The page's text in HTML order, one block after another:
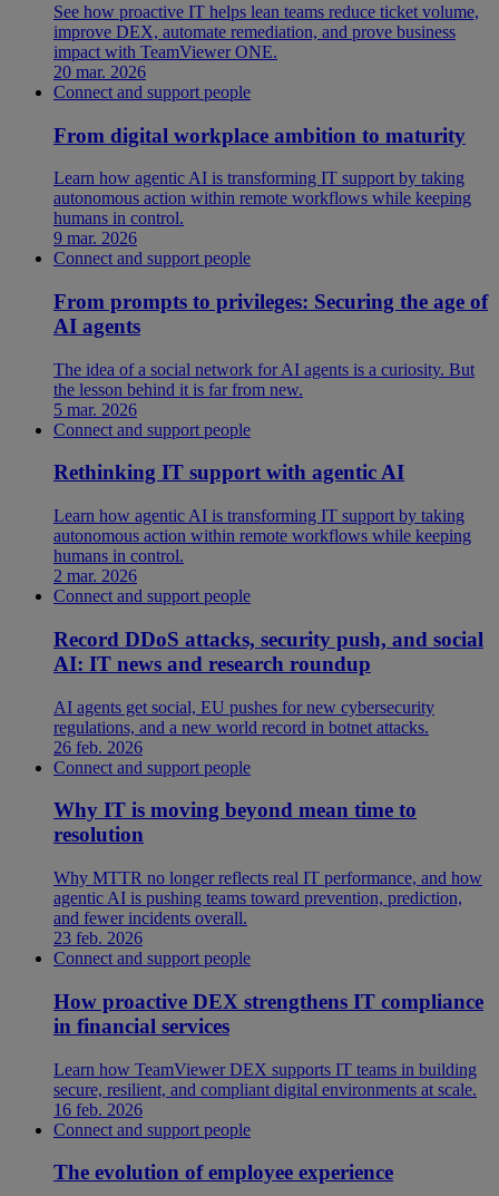
See how proactive IT helps lean teams reduce ticket volume,
improve DEX, automate remediation, and prove business
impact with TeamViewer ONE.
20 mar. 2026
Connect and support people
From digital workplace ambition to maturity
Learn how agentic AI is transforming IT support by taking
autonomous action within remote workflows while keeping
humans in control.
9 mar. 2026
Connect and support people
From prompts to privileges: Securing the age of
AI agents
The idea of a social network for AI agents is a curiosity. But
the lesson behind it is far from new.
5 mar. 2026
Connect and support people
Rethinking IT support with agentic AI
Learn how agentic AI is transforming IT support by taking
autonomous action within remote workflows while keeping
humans in control.
2 mar. 2026
Connect and support people
Record DDoS attacks, security push, and social
AI: IT news and research roundup
AI agents get social, EU pushes for new cybersecurity
regulations, and a new world record in botnet attacks.
26 feb. 2026
Connect and support people
Why IT is moving beyond mean time to
resolution
Why MTTR no longer reflects real IT performance, and how
agentic AI is pushing teams toward prevention, prediction,
and fewer incidents overall.
23 feb. 2026
Connect and support people
How proactive DEX strengthens IT compliance
in financial services
Learn how TeamViewer DEX supports IT teams in building
secure, resilient, and compliant digital environments at scale.
16 feb. 2026
Connect and support people
The evolution of employee experience